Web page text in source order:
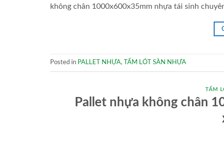
không chân 1000x600x35mm nhựa tái sinh
Posted in PALLET NHỰA, TẤM LÓT SÀN NHỰA
TẤM
Pallet nhựa không chân